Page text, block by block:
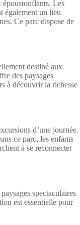
époustouflants. Les
également un lieu
Ce parc dispose de
destiné aux
des paysages
à découvrir la richesse
d’une journée.
ce parc, les enfants
à se reconnecter
spectaculaires
est essentielle pour